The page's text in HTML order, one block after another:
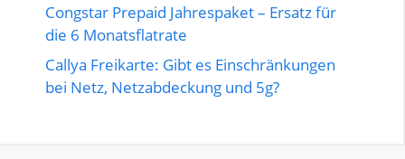
Congstar Prepaid Jahrespaket – Ersatz für
die 6 Monatsflatrate
Callya Freikarte: Gibt es Einschränkungen
bei Netz, Netzabdeckung und 5g?